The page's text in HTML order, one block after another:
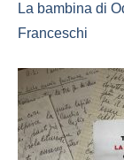
La bambina di
Franceschi